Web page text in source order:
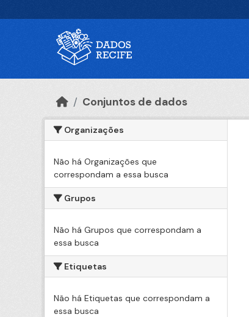
Conjuntos de dados
Organizações
Não há Organizações que
correspondam a essa busca
Grupos
Não há Grupos que correspondam a
essa busca
Etiquetas
Não há Etiquetas que correspondam a
essa busca